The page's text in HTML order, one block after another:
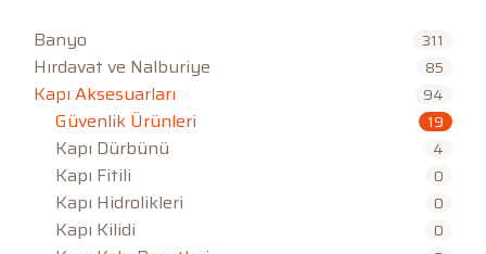
Banyo 311
Hırdavat ve Nalburiye 85
Kapı Aksesuarları 94
Güvenlik Ürünleri 19
Kapı Dürbünü 4
Kapı Fitili 0
Kapı Hidrolikleri 0
Kapı Kilidi 0